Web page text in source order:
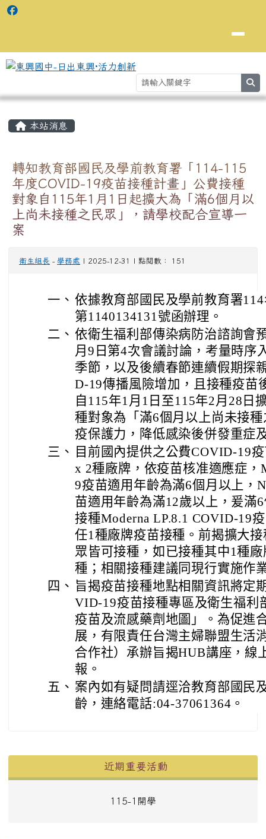
本站消息
轉知教育部國民及學前教育署「114-115
年度COVID-19疫苗接種計畫」公費接種
對象自115年1月1日起擴大為「滿6個月以
上尚未接種之民眾」，請學校配合宣導一
案
衛生組長 - 學務處 | 2025-12-31 | 點閱數： 151
一、 依據教育部國民及學前教育署
第1140134131號函辦理。
二、 依衛生福利部傳染病防治諮詢會
月9日第4次會議討論，考量時序
季節，以及後續春節連續假期探
D-19傳播風險增加，且接種疫苗
自115年1月1日至115年2月28日
種對象為「滿6個月以上尚未接
疫保護力，降低感染後併發重症
三、
目前國內提供之公費COVID-19
x 2種廠牌，依疫苗核准適應症，
9疫苗適用年齡為滿6個月以上，
苗適用年齡為滿12歲以上，爰滿
接種Moderna LP.8.1 COVID-19
任1種廠牌疫苗接種。前揭擴大
眾皆可接種，如已接種其中1種
種；相關接種建議同現行實施作
四、 旨揭疫苗接種地點相關資訊將定
VID-19疫苗接種專區及衛生福利
疫苗及流感藥劑地圖」。為促進
展，有限責任台灣主婦聯盟生活
合作社）承辦旨揭HUB講座，線
報。
五、 案內如有疑問請逕洽教育部國民
齡，連絡電話:04-37061364。
近期重要活動
115-1開學